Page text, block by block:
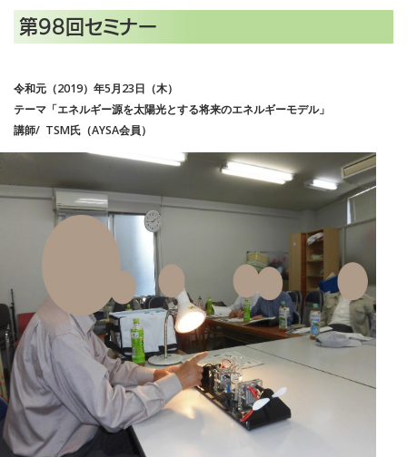
第98回セミナー
令和元（2019）年5月23日（木）
テーマ「エネルギー源を太陽光とする将来のエネルギーモデル」
講師/ TSM氏（AYSA会員）